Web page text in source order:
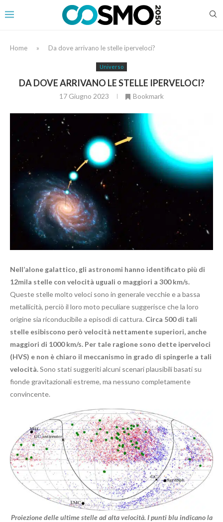
Home » Da dove arrivano le stelle iperveloci?
Universo
DA DOVE ARRIVANO LE STELLE IPERVELOCI?
17 Giugno 2023 Bookmark
Nell’alone galattico, gli astronomi hanno identificato più di
12mila stelle con velocità uguali o maggiori a 300 km/s.
Queste stelle molto veloci sono in generale vecchie e a bassa
metallicità, perciò il loro moto peculiare suggerisce che la loro
origine sia riconducibile a episodi di cattura. Circa 500 di tali
stelle esibiscono però velocità nettamente superiori, anche
maggiori di 1000 km/s. Per tale ragione sono dette iperveloci
(HVS) e non è chiaro il meccanismo in grado di spingerle a tali
velocità.Sono stati suggeriti alcuni scenari plausibili basati su
fionde gravitazionali estreme, ma nessuno completamente
convincente.
Proiezione delle ultime stelle ad alta velocità. I punti blu indicano la